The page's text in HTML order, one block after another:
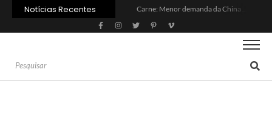
Notícias Recentes
Inadimplência no crédito rural deve seguir elevada até 2027
Lula sanciona MP do Frete e agro teme alta dos custos logísticos
Brasil tem 2º maior juro real do mundo